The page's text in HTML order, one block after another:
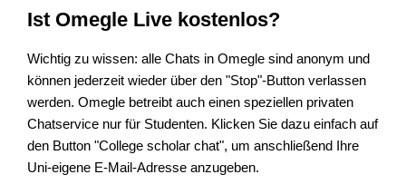
Ist Omegle Live kostenlos?
Wichtig zu wissen: alle Chats in Omegle sind anonym und
können jederzeit wieder über den "Stop"-Button verlassen
werden. Omegle betreibt auch einen speziellen privaten
Chatservice nur für Studenten. Klicken Sie dazu einfach auf
den Button "College scholar chat", um anschließend Ihre
Uni-eigene E-Mail-Adresse anzugeben.